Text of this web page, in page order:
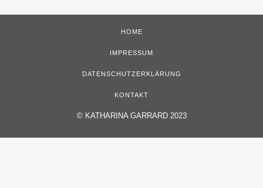
HOME
IMPRESSUM
DATENSCHUTZERKLÄRUNG
KONTAKT
© KATHARINA GARRARD 2023